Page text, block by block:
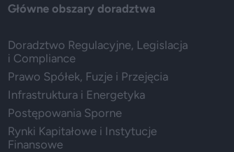
Główne obszary doradztwa
Doradztwo Regulacyjne, Legislacja
i Compliance
Prawo Spółek, Fuzje i Przejęcia
Infrastruktura i Energetyka
Postępowania Sporne
Rynki Kapitałowe i Instytucje
Finansowe